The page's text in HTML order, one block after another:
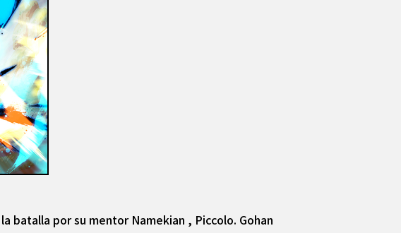
batalla por su mentor Namekian , Piccolo. Gohan